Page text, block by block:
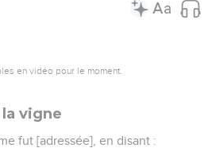
en vidéo pour le moment.
vigne
fut [adressée], en disant :